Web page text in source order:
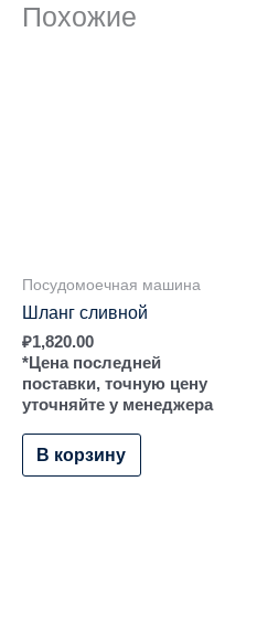
Похожие
Посудомоечная машина
Шланг сливной
₽1,820.00
*Цена последней
поставки, точную цену
уточняйте у менеджера
В корзину